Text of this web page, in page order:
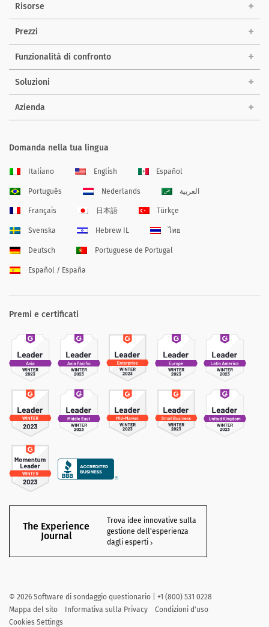
Risorse
Prezzi
Funzionalità di confronto
Soluzioni
Azienda
Domanda nella tua lingua
Italiano English Español
Português Nederlands العربية
Français 日本語 Türkçe
Svenska Hebrew IL ไทย
Deutsch Portuguese de Portugal
Español / España
Premi e certificati
The Experience
Journal
Trova idee innovative sulla
gestione dell'esperienza
dagli esperti
© 2026 Software di sondaggio questionario | +1 (800) 531 0228
Mappa del sito
Informativa sulla Privacy
Condizioni d'uso
Cookies Settings